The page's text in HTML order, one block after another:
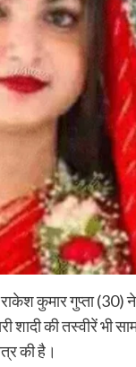
कुमार गुप्ता (30)
शादी की तस्वीरें
की है।